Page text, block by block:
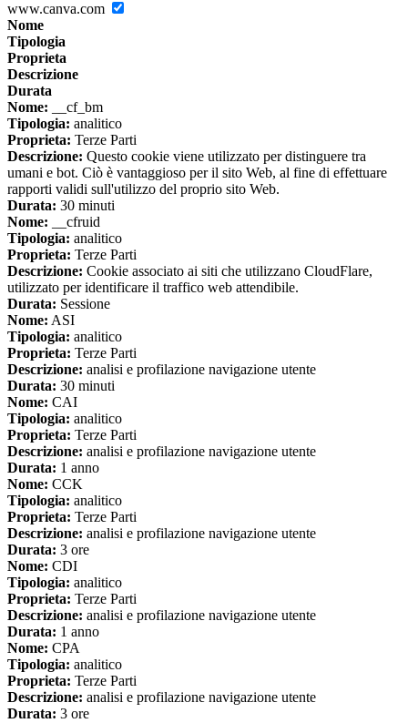
www.canva.com
Nome
Tipologia
Proprieta
Descrizione
Durata
Nome: __cf_bm
Tipologia: analitico
Proprieta: Terze Parti
Descrizione: Questo cookie viene utilizzato per distinguere tra
umani e bot. Ciò è vantaggioso per il sito Web, al fine di effettuare
rapporti validi sull'utilizzo del proprio sito Web.
Durata: 30 minuti
Nome: __cfruid
Tipologia: analitico
Proprieta: Terze Parti
Descrizione: Cookie associato ai siti che utilizzano CloudFlare,
utilizzato per identificare il traffico web attendibile.
Durata: Sessione
Nome: ASI
Tipologia: analitico
Proprieta: Terze Parti
Descrizione: analisi e profilazione navigazione utente
Durata: 30 minuti
Nome: CAI
Tipologia: analitico
Proprieta: Terze Parti
Descrizione: analisi e profilazione navigazione utente
Durata: 1 anno
Nome: CCK
Tipologia: analitico
Proprieta: Terze Parti
Descrizione: analisi e profilazione navigazione utente
Durata: 3 ore
Nome: CDI
Tipologia: analitico
Proprieta: Terze Parti
Descrizione: analisi e profilazione navigazione utente
Durata: 1 anno
Nome: CPA
Tipologia: analitico
Proprieta: Terze Parti
Descrizione: analisi e profilazione navigazione utente
Durata: 3 ore